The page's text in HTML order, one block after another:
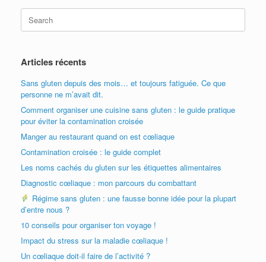
Search
for:
Articles récents
Sans gluten depuis des mois… et toujours fatiguée. Ce que
personne ne m’avait dit.
Comment organiser une cuisine sans gluten : le guide pratique
pour éviter la contamination croisée
Manger au restaurant quand on est cœliaque
Contamination croisée : le guide complet
Les noms cachés du gluten sur les étiquettes alimentaires
Diagnostic cœliaque : mon parcours du combattant
Régime sans gluten : une fausse bonne idée pour la plupart
d’entre nous ?
10 conseils pour organiser ton voyage !
Impact du stress sur la maladie cœliaque !
Un cœliaque doit-il faire de l’activité ?